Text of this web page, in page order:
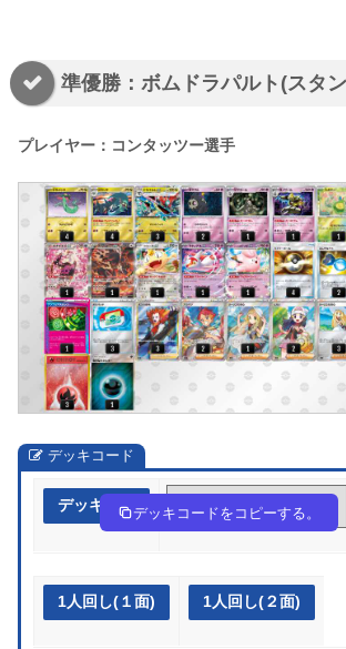
準優勝：ボムドラパルト(スタ
プレイヤー：コンタッツー選手
デッキコード
デッキ作成 RSyS2p-nFg0NG-ypyRUy
デッキコードをコピーする。
1人回し(１面) 1人回し(２面)